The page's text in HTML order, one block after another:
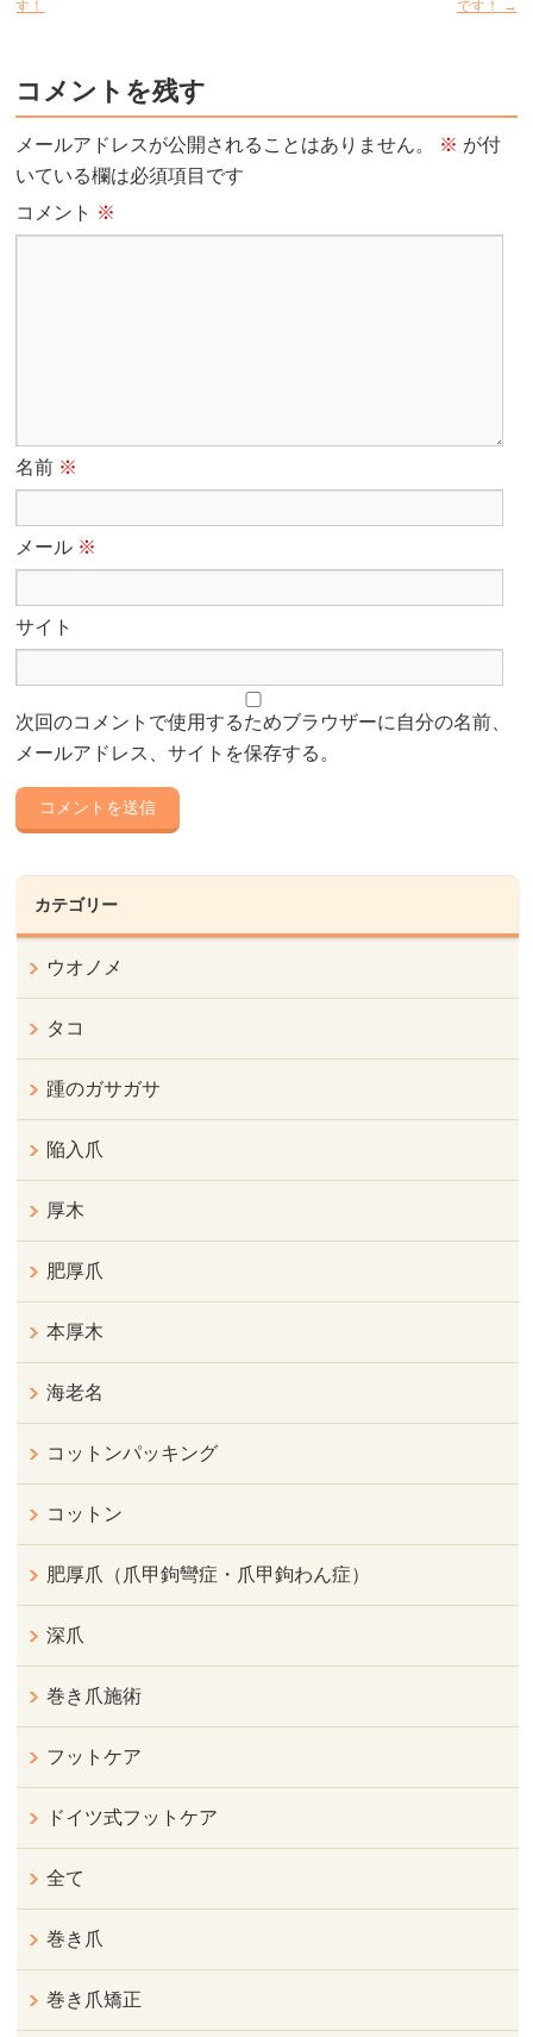
す！ です！ →
コメントを残す
メールアドレスが公開されることはありません。 ※ が付
いている欄は必須項目です
コメント ※
名前 ※
メール ※
サイト
次回のコメントで使用するためブラウザーに自分の名前、
メールアドレス、サイトを保存する。
カテゴリー
ウオノメ
タコ
踵のガサガサ
陥入爪
厚木
肥厚爪
本厚木
海老名
コットンパッキング
コットン
肥厚爪（爪甲鉤彎症・爪甲鉤わん症）
深爪
巻き爪施術
フットケア
ドイツ式フットケア
全て
巻き爪
巻き爪矯正